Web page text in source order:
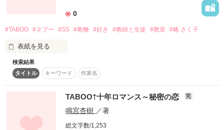
作品を読む
0
#TABOO #タブー #SS #教鞭 #好き #教師と生徒 #教室 #椿 さく子
表紙を見る
好きなのに
好きと言えない。
それは
検索結果
タイトル
キーワード 作家名
TABOO†十年ロマンス～秘密の恋 完
鳴宮杏樹 ／著
総文字数/1,253